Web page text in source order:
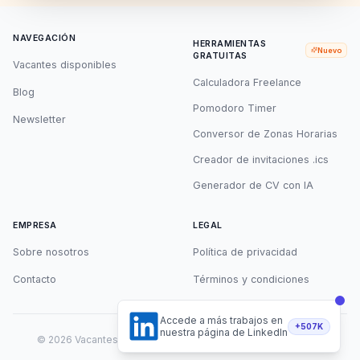
NAVEGACIÓN
Vacantes disponibles
Blog
Newsletter
HERRAMIENTAS
GRATUITAS
Nuevo
Calculadora Freelance
Pomodoro Timer
Conversor de Zonas Horarias
Creador de invitaciones .ics
Generador de CV con IA
EMPRESA
Sobre nosotros
Contacto
LEGAL
Política de privacidad
Términos y condiciones
© 2026 Vacantes Remotas. Todos los derechos reservados.
Accede a más trabajos en
nuestra página de LinkedIn
+507K